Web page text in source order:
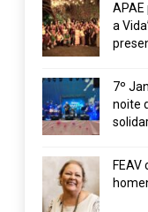
a
7º
noite